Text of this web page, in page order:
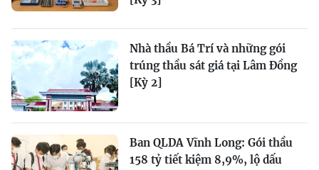
Nhà thầu Bá Trí và những gói
trúng thầu sát giá tại Lâm Đồng
[Kỳ 2]
Ban QLDA Vĩnh Long: Gói thầu
158 tỷ tiết kiệm 8,9%, lộ dấu